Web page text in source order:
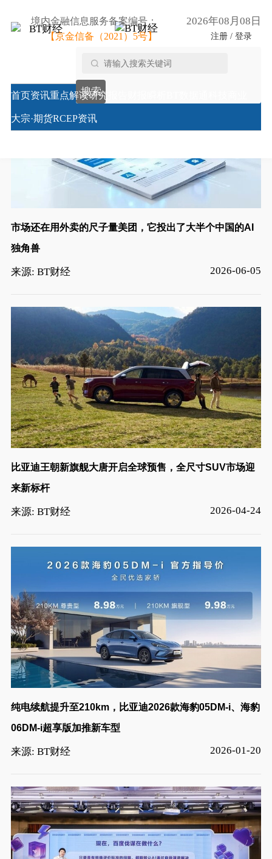
境内金融信息服务备案编号：
【京金信备（2021）5号】
2026年08月08日
注册 / 登录
搜索
首页资讯重点解读研究报告
大宗·期货RCEP资讯
市场还在用外卖的尺子量美团，它投出了大半个中国的AI
独角兽
来源: BT财经 2026-06-05
比亚迪王朝新旗舰大唐开启全球预售，全尺寸SUV市场迎
来新标杆
来源: BT财经 2026-04-24
纯电续航提升至210km，比亚迪2026款海豹05DM-i、海豹
06DM-i超享版加推新车型
来源: BT财经 2026-01-20